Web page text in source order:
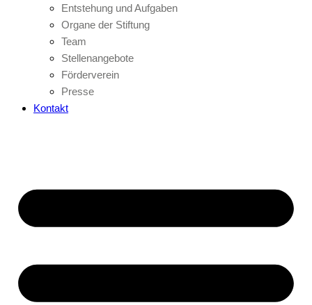
Entstehung und Aufgaben
Organe der Stiftung
Team
Stellenangebote
Förderverein
Presse
Kontakt